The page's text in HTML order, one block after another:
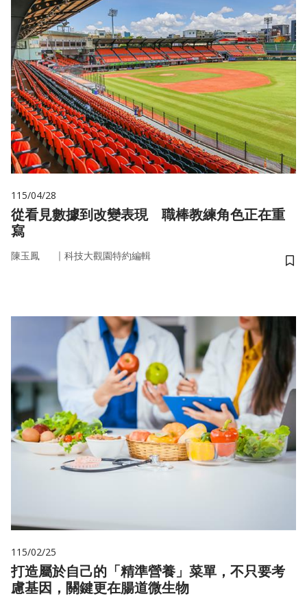
115/04/28
從看見數據到改變表現 職棒教練角色正在重
寫
陳玉鳳 ｜ 科技大觀園特約編輯
儲
115/02/25
打造屬於自己的「精準營養」菜單，不只要考
慮基因，關鍵更在腸道微生物